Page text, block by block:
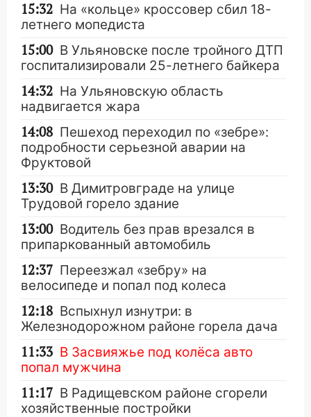
15:32 На «кольце» кроссовер сбил 18-
летнего мопедиста
15:00 В Ульяновске после тройного ДТП
госпитализировали 25-летнего байкера
14:32 На Ульяновскую область
надвигается жара
14:08 Пешеход переходил по «зебре»:
подробности серьезной аварии на
Фруктовой
13:30 В Димитровграде на улице
Трудовой горело здание
13:00 Водитель без прав врезался в
припаркованный автомобиль
12:37 Переезжал «зебру» на
велосипеде и попал под колеса
12:18 Вспыхнул изнутри: в
Железнодорожном районе горела дача
11:33 В Засвияжье под колёса авто
попал мужчина
11:17 В Радищевском районе сгорели
хозяйственные постройки